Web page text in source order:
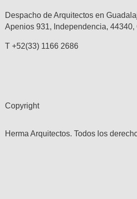
Despacho de Arquitectos en
Apenios 931, Independencia, 44340,
T +52(33) 1166 2686
Copyright
Herma Arquitectos. Todos los